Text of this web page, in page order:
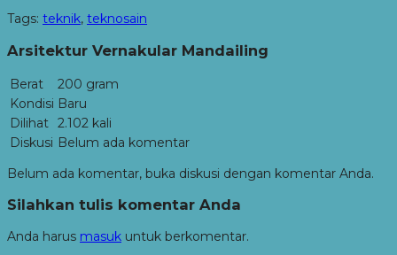
Tags: teknik, teknosain
Arsitektur Vernakular Mandailing
Berat
200 gram
Kondisi Baru
Dilihat 2.102 kali
Diskusi Belum ada komentar
Belum ada komentar, buka diskusi dengan komentar Anda.
Silahkan tulis komentar Anda
Anda harus masuk untuk berkomentar.